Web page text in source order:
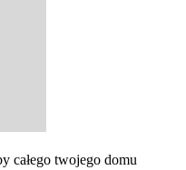
całego twojego domu